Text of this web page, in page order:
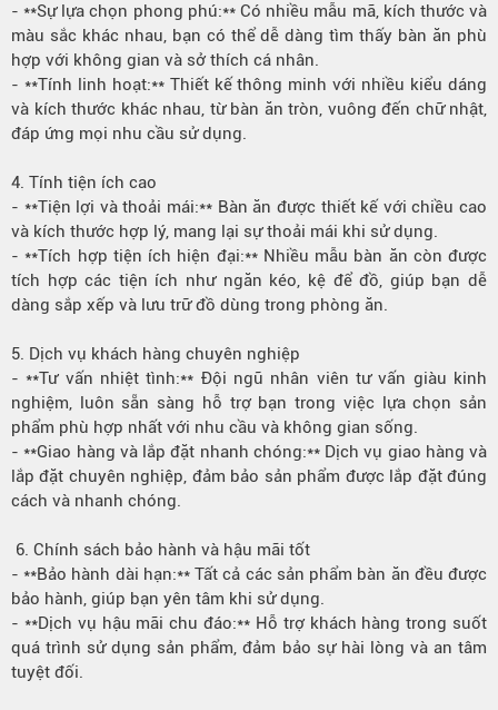
- **Sự lựa chọn phong phú:** Có nhiều mẫu mã, kích thước và
màu sắc khác nhau, bạn có thể dễ dàng tìm thấy bàn ăn phù
hợp với không gian và sở thích cá nhân.
- **Tính linh hoạt:** Thiết kế thông minh với nhiều kiểu dáng
và kích thước khác nhau, từ bàn ăn tròn, vuông đến chữ nhật,
đáp ứng mọi nhu cầu sử dụng.
4. Tính tiện ích cao
- **Tiện lợi và thoải mái:** Bàn ăn được thiết kế với chiều cao
và kích thước hợp lý, mang lại sự thoải mái khi sử dụng.
- **Tích hợp tiện ích hiện đại:** Nhiều mẫu bàn ăn còn được
tích hợp các tiện ích như ngăn kéo, kệ để đồ, giúp bạn dễ
dàng sắp xếp và lưu trữ đồ dùng trong phòng ăn.
5. Dịch vụ khách hàng chuyên nghiệp
- **Tư vấn nhiệt tình:** Đội ngũ nhân viên tư vấn giàu kinh
nghiệm, luôn sẵn sàng hỗ trợ bạn trong việc lựa chọn sản
phẩm phù hợp nhất với nhu cầu và không gian sống.
- **Giao hàng và lắp đặt nhanh chóng:** Dịch vụ giao hàng và
lắp đặt chuyên nghiệp, đảm bảo sản phẩm được lắp đặt đúng
cách và nhanh chóng.
6. Chính sách bảo hành và hậu mãi tốt
- **Bảo hành dài hạn:** Tất cả các sản phẩm bàn ăn đều được
bảo hành, giúp bạn yên tâm khi sử dụng.
- **Dịch vụ hậu mãi chu đáo:** Hỗ trợ khách hàng trong suốt
quá trình sử dụng sản phẩm, đảm bảo sự hài lòng và an tâm
tuyệt đối.